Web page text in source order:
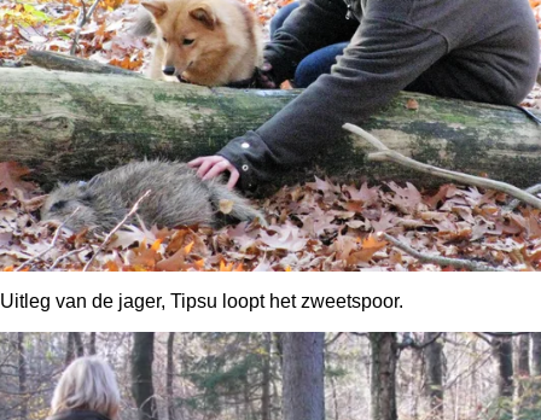
Uitleg van de jager, Tipsu loopt het zweetspoor.